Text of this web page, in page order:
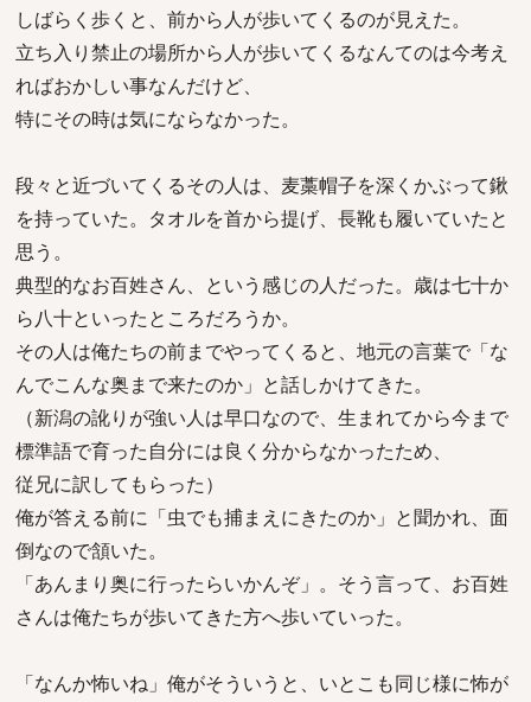
しばらく歩くと、前から人が歩いてくるのが見えた。
立ち入り禁止の場所から人が歩いてくるなんてのは今考え
ればおかしい事なんだけど、
特にその時は気にならなかった。
段々と近づいてくるその人は、麦藁帽子を深くかぶって鍬
を持っていた。タオルを首から提げ、長靴も履いていたと
思う。
典型的なお百姓さん、という感じの人だった。歳は七十か
ら八十といったところだろうか。
その人は俺たちの前までやってくると、地元の言葉で「な
んでこんな奥まで来たのか」と話しかけてきた。
（新潟の訛りが強い人は早口なので、生まれてから今まで
標準語で育った自分には良く分からなかったため、
従兄に訳してもらった）
俺が答える前に「虫でも捕まえにきたのか」と聞かれ、面
倒なので頷いた。
「あんまり奥に行ったらいかんぞ」。そう言って、お百姓
さんは俺たちが歩いてきた方へ歩いていった。
「なんか怖いね」俺がそういうと、いとこも同じ様に怖が